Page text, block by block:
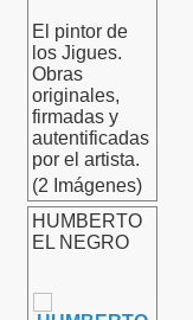
El pintor de
los Jigues.
Obras
originales,
firmadas y
autentificadas
por el artista.
(2 Imágenes)
HUMBERTO
EL NEGRO